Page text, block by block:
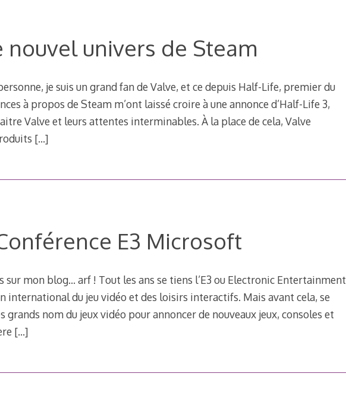
nouvel univers de Steam
je suis un grand fan de Valve, et ce depuis Half-Life, premier du
à propos de Steam m’ont laissé croire à une annonce d’Half-Life 3,
Valve et leurs attentes interminables. À la place de cela, Valve
[…]
E3 Microsoft
sur mon blog… arf ! Tout les ans se tiens l’E3 ou Electronic Entertainment
international du jeu vidéo et des loisirs interactifs. Mais avant cela, se
grands nom du jeux vidéo pour annoncer de nouveaux jeux, consoles et
[…]